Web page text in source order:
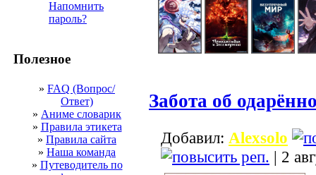
Напомнить
пароль?
Полезное
» FAQ (Вопрос/
Ответ)
» Аниме словарик
» Правила этикета
» Правила сайта
» Наша команда
» Путеводитель по
Забота об
Добавил: Alexsolo
| 2